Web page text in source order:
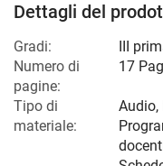
Dettagli del
Gradi: III
Numero di
pagine:
17
Tipo di
materiale: